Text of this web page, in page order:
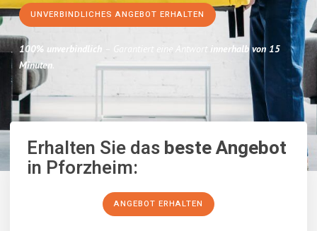
UNVERBINDLICHES ANGEBOT ERHALTEN
100% unverbindlich – Garantiert eine Antwort innerhalb von 15
Minuten.
Erhalten Sie dasbeste Angebot
in Pforzheim:
ANGEBOT ERHALTEN